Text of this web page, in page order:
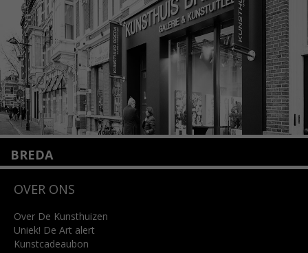
Lees meer
BREDA
4818 SB Breda
info@kunsthuisbreda.nl
OVER ONS
Over De Kunsthuizen
Uniek! De Art alert
Kunstcadeaubon